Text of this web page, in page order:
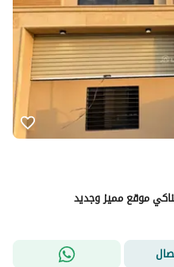
موقع مميز وجديد